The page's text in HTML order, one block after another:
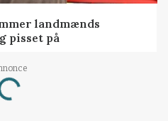
landmænds
pisset på